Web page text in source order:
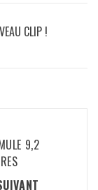
CLIP !
9,2